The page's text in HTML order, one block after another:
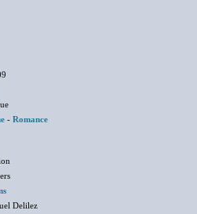
- Romance
Delilez